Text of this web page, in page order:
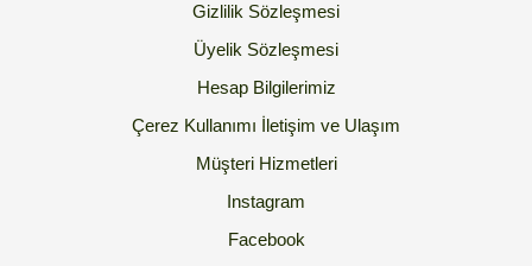
Gizlilik Sözleşmesi
Üyelik Sözleşmesi
Hesap Bilgilerimiz
Çerez Kullanımı İletişim ve Ulaşım
Müşteri Hizmetleri
Instagram
Facebook